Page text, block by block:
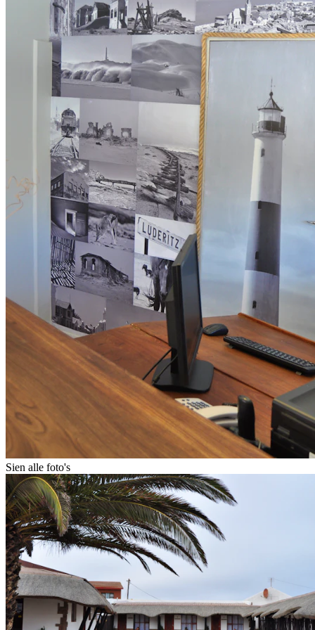
Sien alle foto's